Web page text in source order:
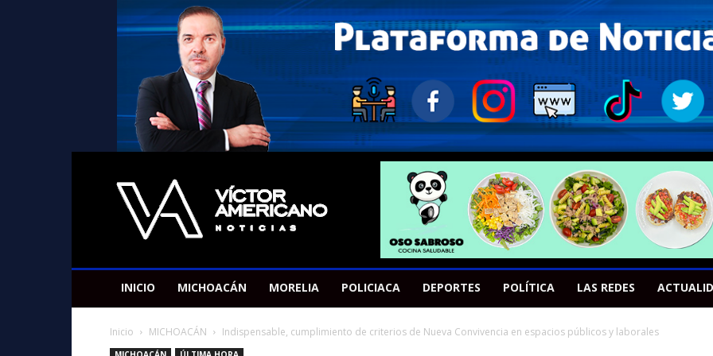
Americano
Victor
INICIO MICHOACÁN MORELIA POLICIACA DEPORTES POLÍTICA LAS REDES
Inicio MICHOACÁN Indispensable, cumplimiento de criterios de Nueva Convivencia en espacios públicos y laborales